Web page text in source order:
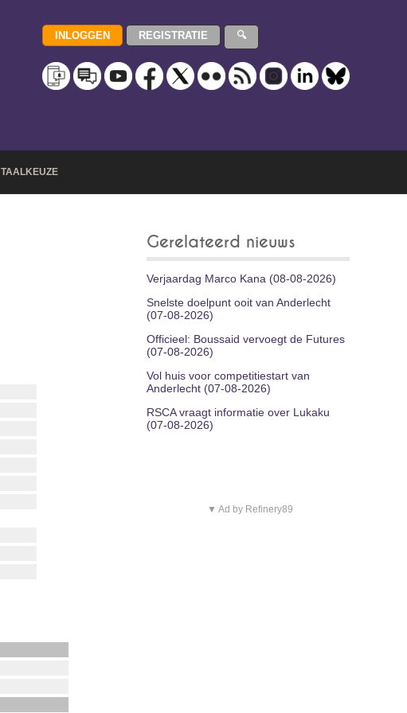
TAALKEUZE
Gerelateerd nieuws
Verjaardag Marco Kana (08-08-2026)
Snelste doelpunt ooit van Anderlecht
(07-08-2026)
Officieel: Boussaid vervoegt de Futures
(07-08-2026)
Vol huis voor competitiestart van
Anderlecht (07-08-2026)
RSCA vraagt informatie over Lukaku
(07-08-2026)
▼ Ad by Refinery89